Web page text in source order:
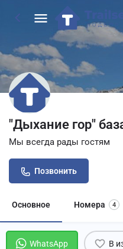
"Дыхание гор"
Мы всегда рады гостям
Позвонить
Основное Номера 4
WhatsApp В